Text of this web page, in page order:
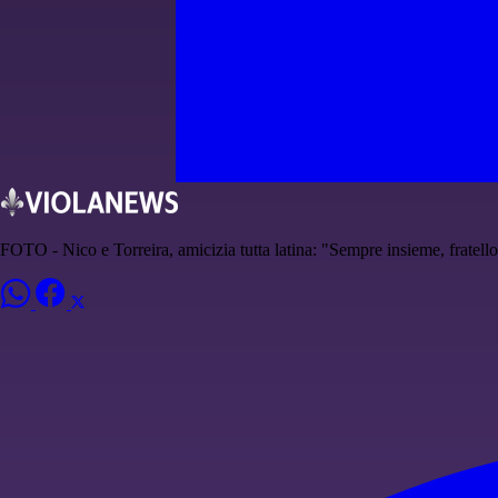
FOTO - Nico e Torreira, amicizia tutta latina: "Sempre insieme,